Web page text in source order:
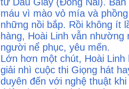
máu vì mào vỏ mía và
những nồi bắp. Rồi không ít
hàng, Hoài Linh vẫn
người nể phục, yêu mến.
Lớn hơn một chút, Hoài
giải nhì cuộc thi Giọng hát
duyên đến với nghệ thuật